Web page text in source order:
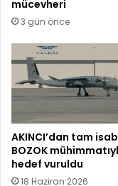
mücevheri
3 gün önce
AKINCI’dan tam
BOZOK
hedef vuruldu
18 Haziran 2026